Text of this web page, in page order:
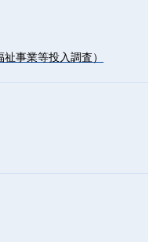
事業等投入調査）